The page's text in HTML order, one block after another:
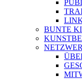
BUNTE